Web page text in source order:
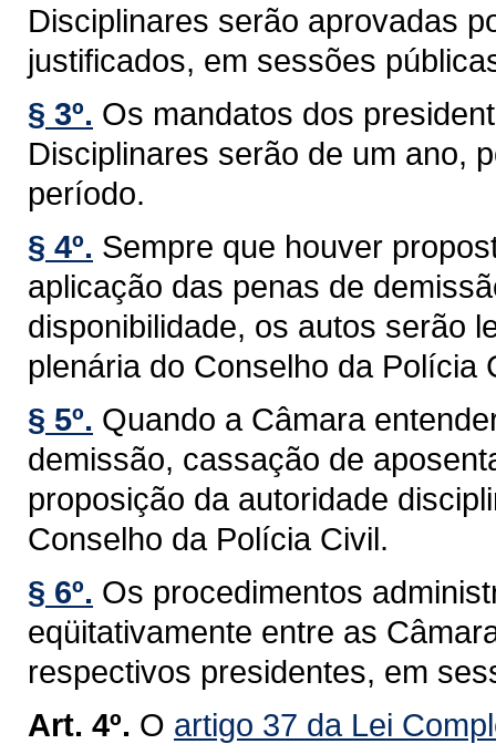
Disciplinares serão aprovadas
justificados, em sessões
§ 3º. Os mandatos dos
Disciplinares serão de um ano,
período.
§ 4º. Sempre que houver
aplicação das penas de
disponibilidade, os autos serão
plenária do Conselho da Polícia
§ 5º. Quando a Câmara
demissão, cassação de
proposição da autoridade
Conselho da Polícia Civil.
§ 6º. Os procedimentos
eqüitativamente entre as
respectivos presidentes, em
Art. 4º. O artigo 37 da Lei